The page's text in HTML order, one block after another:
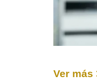
Ver más